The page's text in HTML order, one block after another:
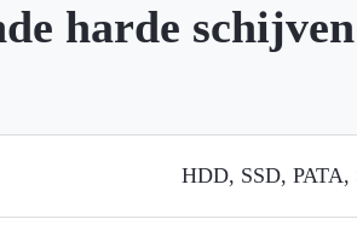
harde
HDD, SSD, PATA,